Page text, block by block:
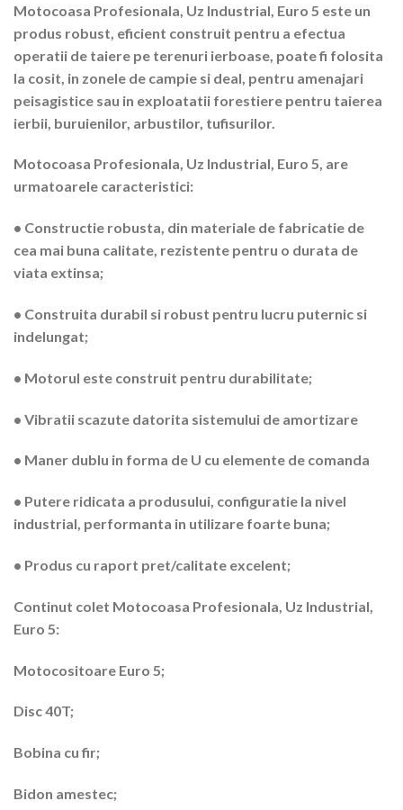
Motocoasa Profesionala, Uz Industrial, Euro 5 este un
produs robust, eficient construit pentru a efectua
operatii de taiere pe terenuri ierboase, poate fi folosita
la cosit, in zonele de campie si deal, pentru amenajari
peisagistice sau in exploatatii forestiere pentru taierea
ierbii, buruienilor, arbustilor, tufisurilor.
Motocoasa Profesionala, Uz Industrial, Euro 5, are
urmatoarele caracteristici:
• Constructie robusta, din materiale de fabricatie de
cea mai buna calitate, rezistente pentru o durata de
viata extinsa;
• Construita durabil si robust pentru lucru puternic si
indelungat;
• Motorul este construit pentru durabilitate;
• Vibratii scazute datorita sistemului de amortizare
• Maner dublu in forma de U cu elemente de comanda
• Putere ridicata a produsului, configuratie la nivel
industrial, performanta in utilizare foarte buna;
• Produs cu raport pret/calitate excelent;
Continut colet Motocoasa Profesionala, Uz Industrial,
Euro 5:
Motocositoare Euro 5;
Disc 40T;
Bobina cu fir;
Bidon amestec;